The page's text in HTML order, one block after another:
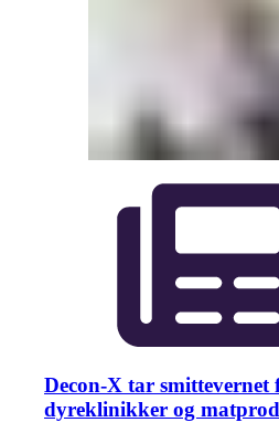
Decon-X tar smittevernet
dyreklinikker og